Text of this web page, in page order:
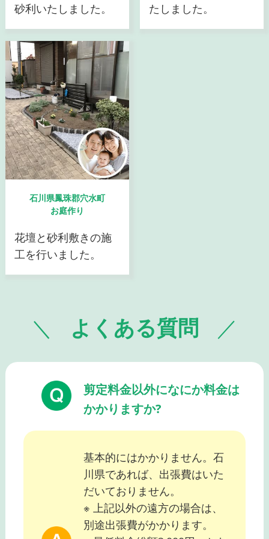
砂利いたしました。
たしました。
石川県鳳珠郡穴水町
お庭作り
花壇と砂利敷きの施
工を行いました。
よくある質問
剪定料金以外になにか料金は
かかりますか?
基本的にはかかりません。石
川県であれば、出張費はいた
だいておりません。
※ 上記以外の遠方の場合は、
別途出張費がかかります。